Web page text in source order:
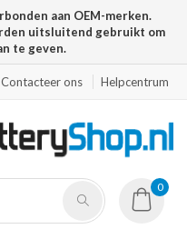
aan OEM-merken.
uitsluitend gebruikt om
te geven.
Contacteer ons Helpcentrum
0